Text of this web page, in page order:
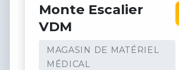
Monte Escalier
VDM
MAGASIN DE MATÉRIEL
MÉDICAL